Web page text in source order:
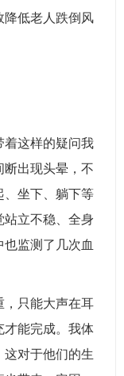
降低老人跌倒风
着这样的疑问我
断出现头晕，不
、坐下、躺下等
站立不稳、全身
监测了几次血
，只能大声在耳
才能完成。我体
这对于他们的生